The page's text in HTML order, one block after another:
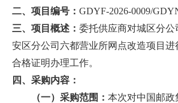
二、项目编号： GDYF-2026-0009/
三、项目概述： 委托供应商对城区分
安区分公司六都营业所网点改造项目
合格证明办理工作。
四、采购内容：
（一）采购范围： 本次对中国邮